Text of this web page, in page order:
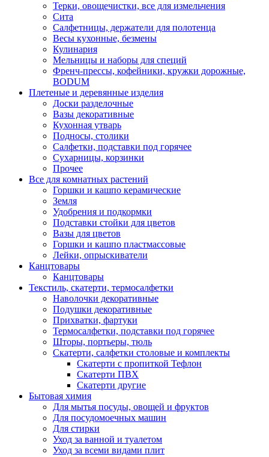
Терки, овощечистки, все для измельчения
Сита
Салфетницы, держатели для полотенца
Весы кухонные, безмены
Кулинария
Мельницы и наборы для специй
Френч-прессы, кофейники, кружки дорожные,
BODUM
Плетеные и деревянные изделия
Доски разделочные
Вазы декоративные
Кухонная утварь
Подносы, столики
Салфетки, подставки под горячее
Сухарницы, корзинки
Прочее
Все для комнатных растений
Горшки и кашпо керамические
Земля
Удобрения и подкормки
Подставки стойки для цветов
Вазы для цветов
Горшки и кашпо пластмассовые
Лейки, опрыскиватели
Канцтовары
Канцтовары
Текстиль, скатерти, термосалфетки
Наволочки декоративные
Подушки декоративные
Прихватки, фартуки
Термосалфетки, подставки под горячее
Шторы, портьеры, тюль
Скатерти, салфетки столовые и комплекты
Скатерти с пропиткой Тефлон
Скатерти ПВХ
Скатерти другие
Бытовая химия
Для мытья посуды, овощей и фруктов
Для посудомоечных машин
Для стирки
Уход за ванной и туалетом
Уход за всеми видами плит